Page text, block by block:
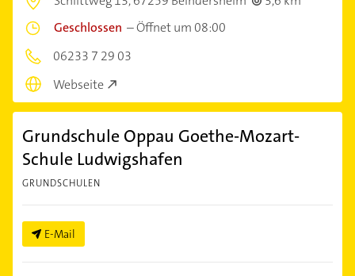
Geschlossen –Öffnet um 08:00
06233 7 29 03
Webseite
Grundschule Oppau Goethe-Mozart-
Schule Ludwigshafen
GRUNDSCHULEN
E-Mail